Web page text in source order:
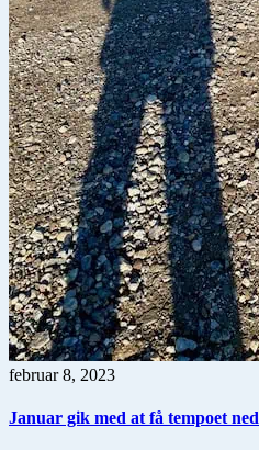
februar 8, 2023
Januar gik med at få tempoet ned